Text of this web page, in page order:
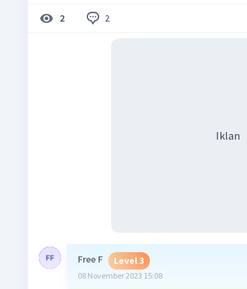
2 2
Iklan
Free F Level 3
08 November 2023 15:08